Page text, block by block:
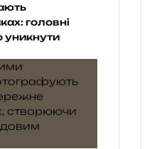
головні
уникнути